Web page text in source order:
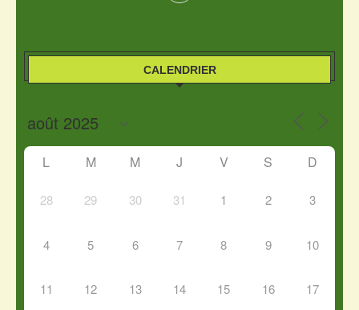
CALENDRIER
L M M J V S D
28 29 30 31 1 2 3
4 5 6 7 8 9 10
11 12 13 14 15 16 17